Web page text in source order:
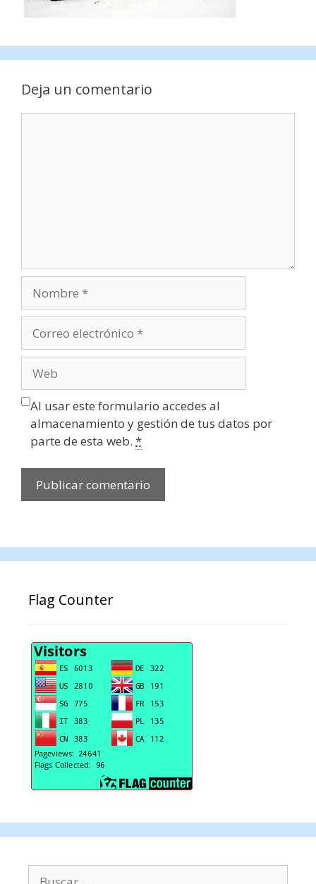
Deja un comentario
electrónico
Al usar este formulario accedes al
almacenamiento y gestión de tus datos por
parte de esta web. *
Flag Counter